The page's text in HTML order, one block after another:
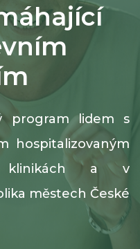
program lidem s
hospitalizovaným
klinikách a v
městech České